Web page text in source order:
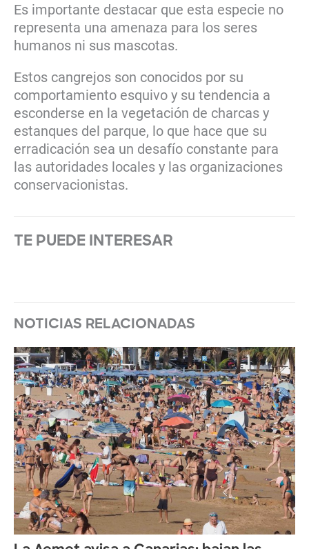
Es importante destacar que esta especie no
representa una amenaza para los seres
humanos ni sus mascotas.
Estos cangrejos son conocidos por su
comportamiento esquivo y su tendencia a
esconderse en la vegetación de charcas y
estanques del parque, lo que hace que su
erradicación sea un desafío constante para
las autoridades locales y las organizaciones
conservacionistas.
TE PUEDE INTERESAR
NOTICIAS RELACIONADAS